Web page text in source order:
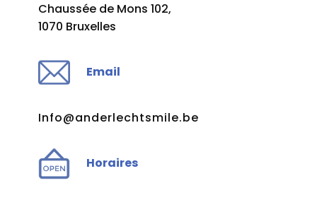
Chaussée de Mons 102,
1070 Bruxelles
Email
Info@anderlechtsmile.be
Horaires